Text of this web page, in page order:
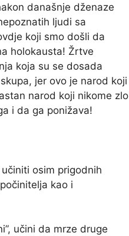
današnje dženaze
ljudi sa
koji smo došli da
holokausta! Žrtve
koja su se dosada
jer ovo je narod koji
narod koji nikome zlo
i da ga ponižava!
osim prigodnih
kao i
učini da mrze druge